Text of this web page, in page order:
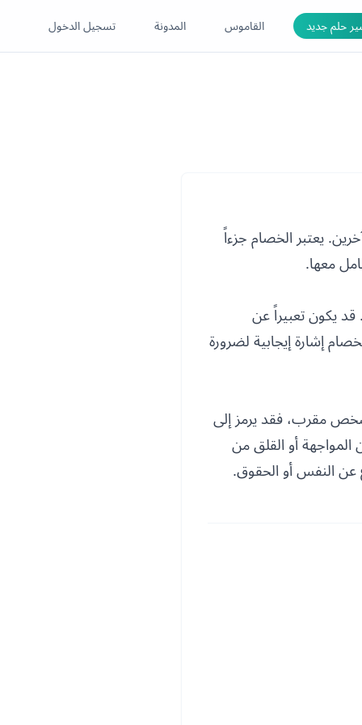
حلم جديد القاموس المدونة تسجيل الدخول
يعتبر الخصام جزءاً
معها.
قد يكون تعبيراً عن
إشارة إيجابية لضرورة
مقرب، فقد يرمز إلى
أو القلق من
عن النفس أو الحقوق.